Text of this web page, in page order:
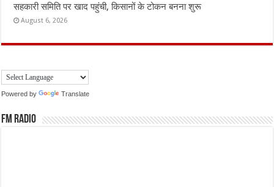
सहकारी समिति पर खाद पहुंची, किसानों के टोकन बनना शुरू
August 6, 2026
Powered by Translate
FM Radio